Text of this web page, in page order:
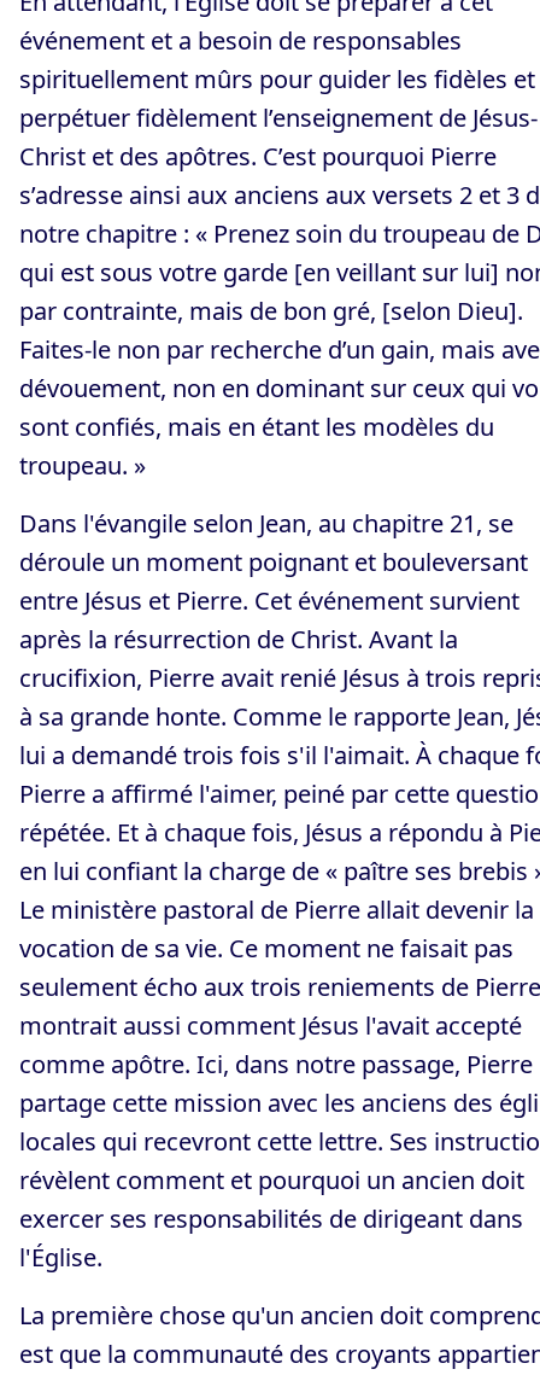
événement et a besoin de responsables
spirituellement mûrs pour guider les fidèles et
perpétuer fidèlement l’enseignement de Jésus-
Christ et des apôtres. C’est pourquoi Pierre
s’adresse ainsi aux anciens aux versets 2 et 3
notre chapitre : « Prenez soin du troupeau de
qui est sous votre garde [en veillant sur lui]
par contrainte, mais de bon gré, [selon Dieu].
Faites-le non par recherche d’un gain, mais
dévouement, non en dominant sur ceux qui
sont confiés, mais en étant les modèles du
troupeau. »
Dans l'évangile selon Jean, au chapitre 21, se
déroule un moment poignant et bouleversant
entre Jésus et Pierre. Cet événement survient
après la résurrection de Christ. Avant la
crucifixion, Pierre avait renié Jésus à trois
à sa grande honte. Comme le rapporte Jean,
lui a demandé trois fois s'il l'aimait. À chaque
Pierre a affirmé l'aimer, peiné par cette
répétée. Et à chaque fois, Jésus a répondu à
en lui confiant la charge de « paître ses brebis
Le ministère pastoral de Pierre allait devenir la
vocation de sa vie. Ce moment ne faisait pas
seulement écho aux trois reniements de
montrait aussi comment Jésus l'avait accepté
comme apôtre. Ici, dans notre passage, Pierre
partage cette mission avec les anciens des
locales qui recevront cette lettre. Ses
révèlent comment et pourquoi un ancien doit
exercer ses responsabilités de dirigeant dans
l'Église.
La première chose qu'un ancien doit
est que la communauté des croyants